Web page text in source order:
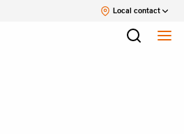
Local contact